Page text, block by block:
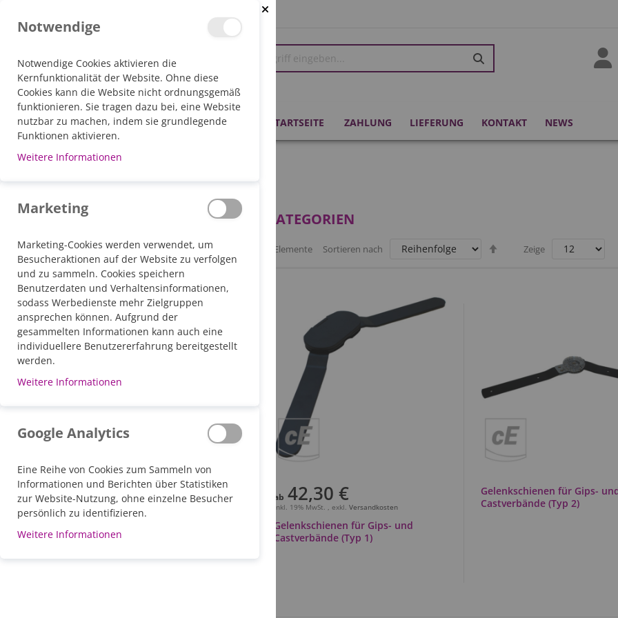
PRODUKTE STARTSEITE ZAHLUNG LIEFERUNG KONTAKT NEWS
KATEGORIEN
Elemente Sortieren nach
Absteigend
sortieren
Zeige
ab 42,30 €
Inkl. 19% MwSt. , exkl. Versandkosten
Gelenkschienen für Gips- und
Castverbände (Typ 1)
Gelenkschienen für Gips-
Castverbände (Typ 2)
Kategorie Gelenkschienen
Alles löschen
Notwendige
Notwendige Cookies aktivieren die
Kernfunktionalität der Website. Ohne diese
Cookies kann die Website nicht ordnungsgemäß
funktionieren. Sie tragen dazu bei, eine Website
nutzbar zu machen, indem sie grundlegende
Funktionen aktivieren.
Weitere Informationen
Marketing
Marketing-Cookies werden verwendet, um
Besucheraktionen auf der Website zu verfolgen
und zu sammeln. Cookies speichern
Benutzerdaten und Verhaltensinformationen,
sodass Werbedienste mehr Zielgruppen
ansprechen können. Aufgrund der
gesammelten Informationen kann auch eine
individuellere Benutzererfahrung bereitgestellt
werden.
Weitere Informationen
Google Analytics
Eine Reihe von Cookies zum Sammeln von
Informationen und Berichten über Statistiken
zur Website-Nutzung, ohne einzelne Besucher
persönlich zu identifizieren.
Weitere Informationen